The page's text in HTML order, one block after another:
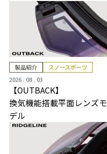
製品紹介
スノースポーツ
2026 . 08 . 03
【OUTBACK】
換気機能搭載平面レンズモ
デル